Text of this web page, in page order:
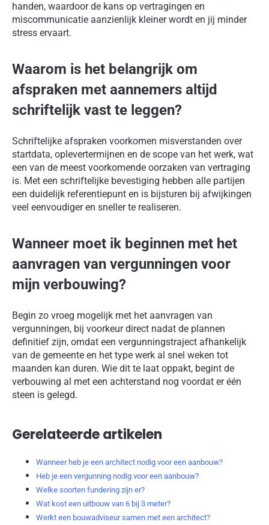
handen, waardoor de kans op vertragingen en
miscommunicatie aanzienlijk kleiner wordt en jij minder
stress ervaart.
Waarom is het belangrijk om
afspraken met aannemers altijd
schriftelijk vast te leggen?
Schriftelijke afspraken voorkomen misverstanden over
startdata, oplevertermijnen en de scope van het werk, wat
een van de meest voorkomende oorzaken van vertraging
is. Met een schriftelijke bevestiging hebben alle partijen
een duidelijk referentiepunt en is bijsturen bij afwijkingen
veel eenvoudiger en sneller te realiseren.
Wanneer moet ik beginnen met het
aanvragen van vergunningen voor
mijn verbouwing?
Begin zo vroeg mogelijk met het aanvragen van
vergunningen, bij voorkeur direct nadat de plannen
definitief zijn, omdat een vergunningstraject afhankelijk
van de gemeente en het type werk al snel weken tot
maanden kan duren. Wie dit te laat oppakt, begint de
verbouwing al met een achterstand nog voordat er één
steen is gelegd.
Gerelateerde artikelen
Wanneer heb je een architect nodig voor een aanbouw?
Heb je een vergunning nodig voor een aanbouw?
Welke soorten fundering zijn er?
Wat kost een uitbouw van 6 bij 3 meter?
Werkt een bouwadviseur samen met een architect?